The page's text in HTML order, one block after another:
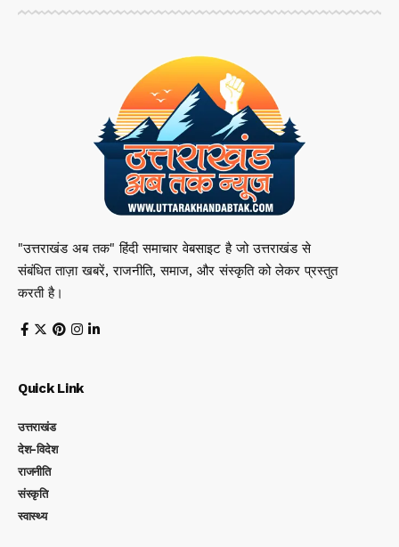
"उत्तराखंड अब तक" हिंदी समाचार वेबसाइट है जो उत्तराखंड से
संबंधित ताज़ा खबरें, राजनीति, समाज, और संस्कृति को लेकर प्रस्तुत
करती है।
Quick Link
उत्तराखंड
देश-विदेश
राजनीति
संस्कृति
स्वास्थ्य